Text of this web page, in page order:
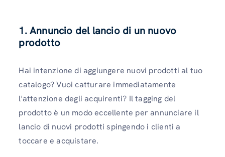
1. Annuncio del lancio di un nuovo
prodotto
Hai intenzione di aggiungere nuovi prodotti al tuo
catalogo? Vuoi catturare immediatamente
l'attenzione degli acquirenti? Il tagging del
prodotto è un modo eccellente per annunciare il
lancio di nuovi prodotti spingendo i clienti a
toccare e acquistare.